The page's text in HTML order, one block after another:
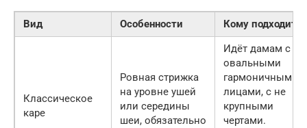
Вид Особенности Кому подходит
Классическое
каре
Ровная стрижка
на уровне ушей
или середины
шеи, обязательно
Идёт дамам с
овальными
гармоничным
лицами, с не
крупными
чертами.